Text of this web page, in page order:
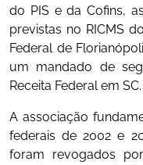
do PIS e da Cofins,
previstas no RICMS
Federal de
um mandado de
Receita Federal em SC.
A associação
federais de 2002 e
foram revogados